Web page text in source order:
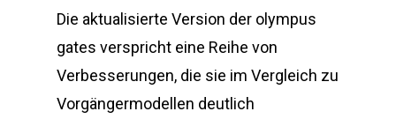
Die aktualisierte Version der olympus
gates verspricht eine Reihe von
Verbesserungen, die sie im Vergleich zu
Vorgängermodellen deutlich